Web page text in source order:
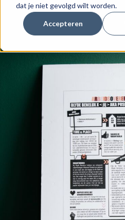
dat je niet gevolgd wilt worden.
Accepteren